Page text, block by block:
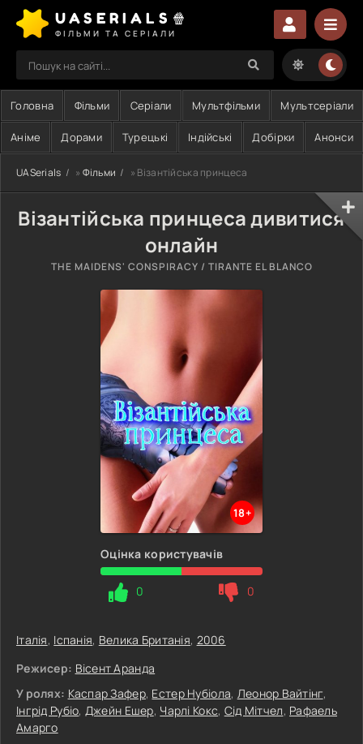
UASERIALS🍿
ФІЛЬМИ ТА СЕРІАЛИ
Головна Фільми Серіали Мультфільми Мультсеріали
Аніме Дорами Турецькі Індійські Добірки Анонси
UASerials » Фільми » Візантійська принцеса
Візантійська принцеса дивитися
онлайн
THE MAIDENS' CONSPIRACY / TIRANTE EL BLANCO
18+
Оцінка користувачів
0 0
Італія, Іспанія, Велика Британія, 2006
Режисер: Вісент Аранда
У ролях: Каспар Зафер, Естер Нубіола, Леонор Вайтінг,
Інгрід Рубіо, Джейн Ешер, Чарлі Кокс, Сід Мітчел, Рафаель
Амарго